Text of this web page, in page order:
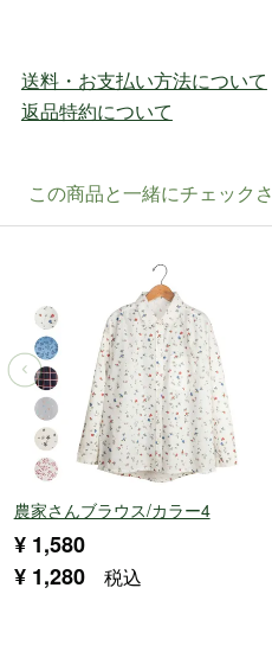
送料・お支払い方法について
返品特約について
農家さんブラウス/カラー4
¥ 1,580
¥ 1,280 税込